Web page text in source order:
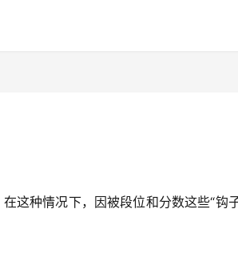
这种情况下，因被段位和分数这些“钩